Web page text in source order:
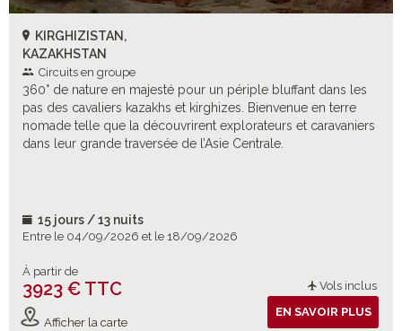
KIRGHIZISTAN,
KAZAKHSTAN
Circuits en groupe
360° de nature en majesté pour un périple bluffant dans les
pas des cavaliers kazakhs et kirghizes. Bienvenue en terre
nomade telle que la découvrirent explorateurs et caravaniers
dans leur grande traversée de l’Asie Centrale.
15 jours / 13 nuits
Entre le 04/09/2026 et le 18/09/2026
À partir de
3923 € TTC Vols inclus
Afficher la carte
EN SAVOIR PLUS